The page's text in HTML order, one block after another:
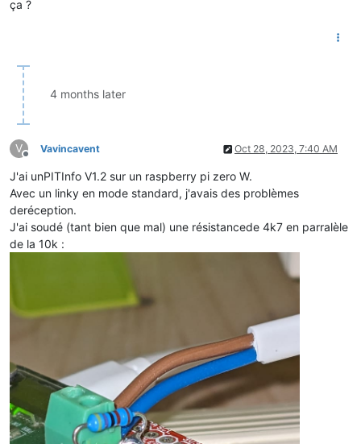
ça ?
4 months later
V
Offline
Vavincavent Oct 28, 2023, 7:40 AM
J'ai unPITInfo V1.2 sur un raspberry pi zero W.
Avec un linky en mode standard, j'avais des problèmes
deréception.
J'ai soudé (tant bien que mal) une résistancede 4k7 en parralèle
de la 10k :